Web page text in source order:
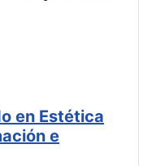
en Estética
e